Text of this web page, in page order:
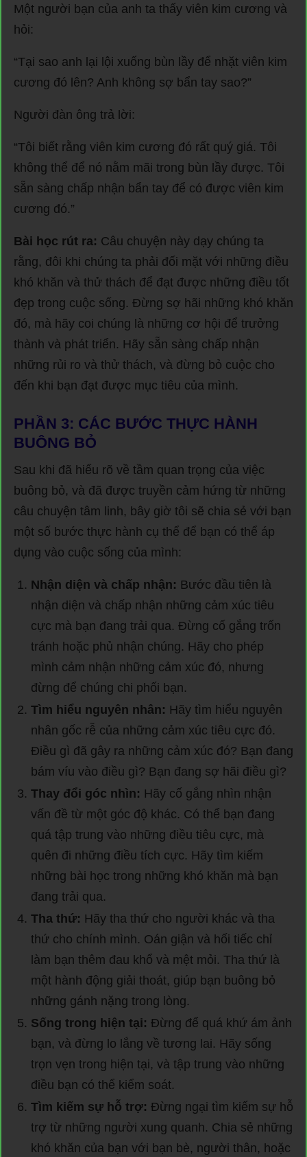
Một người bạn của anh ta thấy viên kim cương và
hỏi:
“Tại sao anh lại lội xuống bùn lầy để nhặt viên kim
cương đó lên? Anh không sợ bẩn tay sao?”
Người đàn ông trả lời:
“Tôi biết rằng viên kim cương đó rất quý giá. Tôi
không thể để nó nằm mãi trong bùn lầy được. Tôi
sẵn sàng chấp nhận bẩn tay để có được viên kim
cương đó.”
Bài học rút ra: Câu chuyện này dạy chúng ta
rằng, đôi khi chúng ta phải đối mặt với những điều
khó khăn và thử thách để đạt được những điều tốt
đẹp trong cuộc sống. Đừng sợ hãi những khó khăn
đó, mà hãy coi chúng là những cơ hội để trưởng
thành và phát triển. Hãy sẵn sàng chấp nhận
những rủi ro và thử thách, và đừng bỏ cuộc cho
đến khi bạn đạt được mục tiêu của mình.
PHẦN 3: CÁC BƯỚC THỰC HÀNH
BUÔNG BỎ
Sau khi đã hiểu rõ về tầm quan trọng của việc
buông bỏ, và đã được truyền cảm hứng từ những
câu chuyện tâm linh, bây giờ tôi sẽ chia sẻ với bạn
một số bước thực hành cụ thể để bạn có thể áp
dụng vào cuộc sống của mình:
Nhận diện và chấp nhận: Bước đầu tiên là
nhận diện và chấp nhận những cảm xúc tiêu
cực mà bạn đang trải qua. Đừng cố gắng trốn
tránh hoặc phủ nhận chúng. Hãy cho phép
mình cảm nhận những cảm xúc đó, nhưng
đừng để chúng chi phối bạn.
Tìm hiểu nguyên nhân: Hãy tìm hiểu nguyên
nhân gốc rễ của những cảm xúc tiêu cực đó.
Điều gì đã gây ra những cảm xúc đó? Bạn đang
bám víu vào điều gì? Bạn đang sợ hãi điều gì?
Thay đổi góc nhìn: Hãy cố gắng nhìn nhận
vấn đề từ một góc độ khác. Có thể bạn đang
quá tập trung vào những điều tiêu cực, mà
quên đi những điều tích cực. Hãy tìm kiếm
những bài học trong những khó khăn mà bạn
đang trải qua.
Tha thứ: Hãy tha thứ cho người khác và tha
thứ cho chính mình. Oán giận và hối tiếc chỉ
làm bạn thêm đau khổ và mệt mỏi. Tha thứ là
một hành động giải thoát, giúp bạn buông bỏ
những gánh nặng trong lòng.
Sống trong hiện tại: Đừng để quá khứ ám ảnh
bạn, và đừng lo lắng về tương lai. Hãy sống
trọn vẹn trong hiện tại, và tập trung vào những
điều bạn có thể kiểm soát.
Tìm kiếm sự hỗ trợ: Đừng ngại tìm kiếm sự hỗ
trợ từ những người xung quanh. Chia sẻ những
khó khăn của bạn với bạn bè, người thân, hoặc